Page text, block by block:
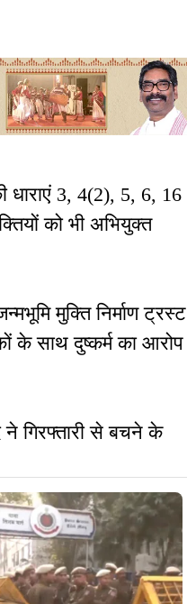
धाराएं 3, 4(2), 5, 6, 16
को भी अभियुक्त
मुक्ति निर्माण ट्रस्ट
के साथ दुष्कर्म का आरोप
गिरफ्तारी से बचने के